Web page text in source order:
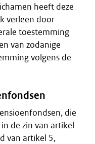
heeft deze
verleen door
toestemming
van zodanige
volgens de
die
de zin van artikel
van artikel 5,